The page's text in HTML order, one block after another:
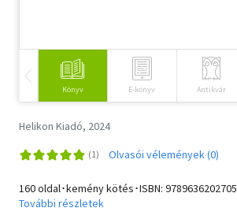
Könyv E-könyv Antikvár
Helikon Kiadó, 2024
Olvasói vélemények (0)
160 oldal･kemény kötés･ISBN: 9789636202705
További részletek